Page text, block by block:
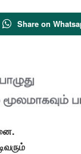
Share on